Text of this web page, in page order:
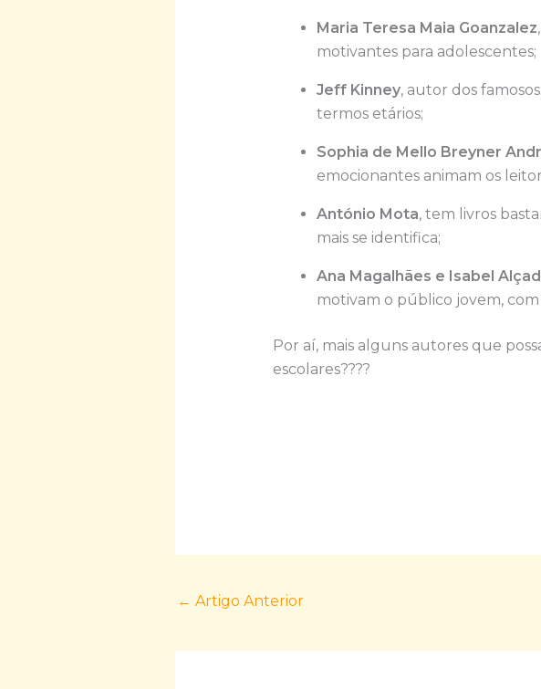
Maria Teresa Maia Goanzalez
motivantes para adolescentes;
Jeff Kinney, autor dos
termos etários;
Sophia de Mello Breyner
emocionantes animam os
António Mota, tem livros
mais se identifica;
Ana Magalhães e Isabel
motivam o público jovem,
Por aí, mais alguns autores que
escolares????
← Artigo Anterior